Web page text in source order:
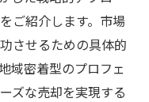
ご紹介します。市場
させるための具体的
域密着型のプロフェ
ズな売却を実現する